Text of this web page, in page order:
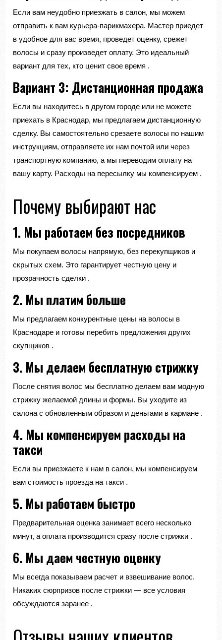
Если вам неудобно приезжать в салон, мы можем
отправить к вам курьера-парикмахера. Мастер приедет
в удобное для вас время, проведет оценку, срежет
волосы и сразу произведет оплату. Это идеальный
вариант для тех, кто ценит свое время .
Вариант 3: Дистанционная продажа
Если вы находитесь в другом городе или не можете
приехать в Краснодар, мы предлагаем дистанционную
сделку. Вы самостоятельно срезаете волосы по нашим
инструкциям, отправляете их нам почтой или через
транспортную компанию, а мы переводим оплату на
вашу карту. Расходы на пересылку мы компенсируем .
Почему выбирают нас
1. Мы работаем без посредников
Мы покупаем волосы напрямую, без перекупщиков и
скрытых схем. Это гарантирует честную цену и
прозрачность сделки .
2. Мы платим больше
Мы предлагаем конкурентные цены на волосы в
Краснодаре и готовы перебить предложения других
скупщиков .
3. Мы делаем бесплатную стрижку
После снятия волос мы бесплатно делаем вам модную
стрижку желаемой длины и формы. Вы уходите из
салона с обновленным образом и деньгами в кармане .
4. Мы компенсируем расходы на
такси
Если вы приезжаете к нам в салон, мы компенсируем
вам стоимость проезда на такси .
5. Мы работаем быстро
Предварительная оценка занимает всего несколько
минут, а оплата производится сразу после стрижки .
6. Мы даем честную оценку
Мы всегда показываем расчет и взвешивание волос.
Никаких сюрпризов после стрижки — все условия
обсуждаются заранее .